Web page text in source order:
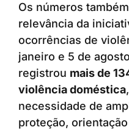
Os números
relevância da
ocorrências de
janeiro e 5 de
registrou mais de
violência doméstica
necessidade de
proteção,